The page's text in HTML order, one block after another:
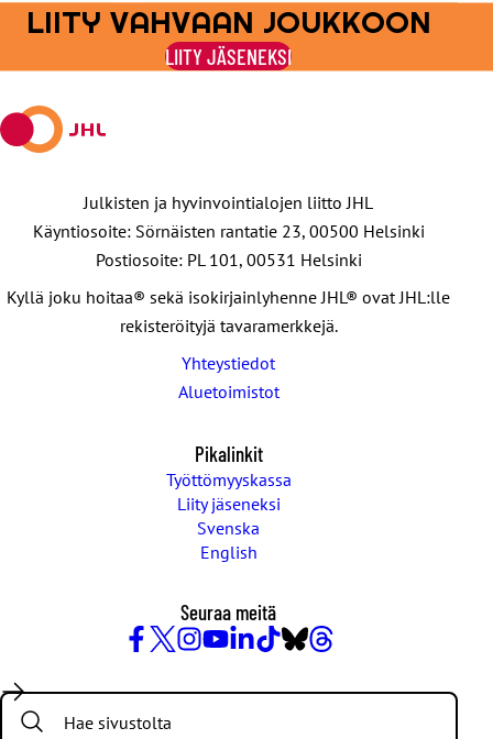
Jaa
Facebookissa
Jaa
viestipalvelu
X:ssä
Jaa
sähköpostilla
Jaa
WhatsAppilla
Jaa
Telegramilla
LIITY VAHVAAN JOUKKOON
LIITY JÄSENEKSI
Julkisten ja hyvinvointialojen liitto JHL
Käyntiosoite: Sörnäisten rantatie 23, 00500 Helsinki
Postiosoite: PL 101, 00531 Helsinki
Kyllä joku hoitaa® sekä isokirjainlyhenne JHL® ovat JHL:lle
rekisteröityjä tavaramerkkejä.
Yhteystiedot
Aluetoimistot
Pikalinkit
Työttömyyskassa
Liity jäseneksi
Svenska
English
Seuraa meitä
/
Twitter
Search: